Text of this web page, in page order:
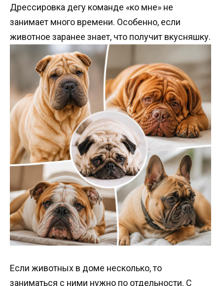
Дрессировка дегу команде «ко мне» не
занимает много времени. Особенно, если
животное заранее знает, что получит вкусняшку.
Если животных в доме несколько, то
заниматься с ними нужно по отдельности. С